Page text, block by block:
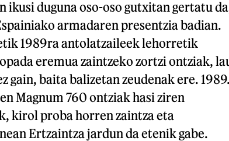
duguna oso-oso gutxitan gertatu
armadaren presentzia badian.
1989ra antolatzaileek lehorretik
eremua zaintzeko zortzi ontziak,
gain, baita balizetan zeudenak ere. 1989.
Magnum 760 ontziak hasi ziren
kirol proba horren zaintza eta
Ertzaintza jardun da etenik gabe.